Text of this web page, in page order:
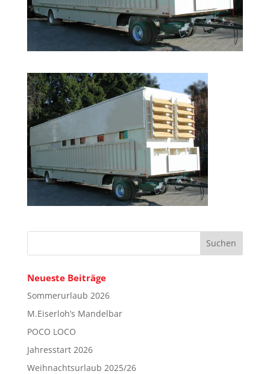
Neueste Beiträge
Sommerurlaub 2026
M.Eiserloh’s Mandelbar
POCO LOCO
Jahresstart 2026
Weihnachtsurlaub 2025/26